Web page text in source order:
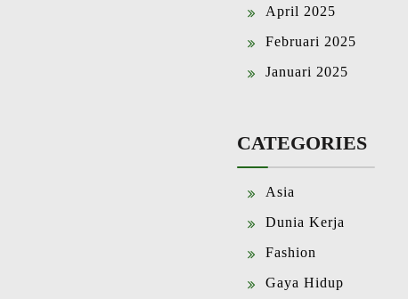
April 2025
Februari 2025
Januari 2025
CATEGORIES
Asia
Dunia Kerja
Fashion
Gaya Hidup